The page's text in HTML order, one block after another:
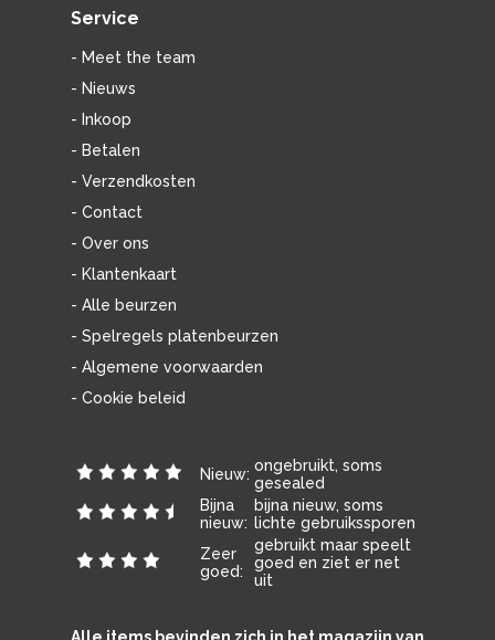
Service
- Meet the team
- Nieuws
- Inkoop
- Betalen
- Verzendkosten
- Contact
- Over ons
- Klantenkaart
- Alle beurzen
- Spelregels platenbeurzen
- Algemene voorwaarden
- Cookie beleid
Nieuw: ongebruikt, soms
gesealed
Bijna
nieuw:
bijna nieuw, soms
lichte gebruikssporen
Zeer
goed:
gebruikt maar speelt
goed en ziet er net
uit